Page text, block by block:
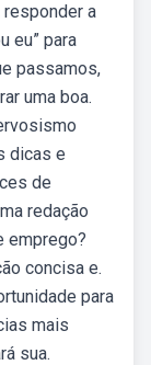
a
eu” para
passamos,
uma boa.
dicas e
de
redação
emprego?
concisa e.
para
mais
sua.